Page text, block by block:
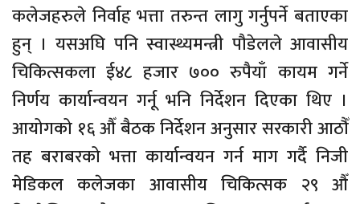
कलेजहरुले निर्वाह भत्ता तरुन्त लागु गर्नुपर्ने बताएका
हुन् । यसअघि पनि स्वास्थ्यमन्त्री पौडेलले आवासीय
चिकित्सकला ई४८ हजार ७०० रुपैयाँ कायम गर्ने
निर्णय कार्यान्वयन गर्नू भनि निर्देशन दिएका थिए ।
आयोगको १६ औँ बैठक निर्देशन अनुसार सरकारी आठौँ
तह बराबरको भत्ता कार्यान्वयन गर्न माग गर्दै निजी
मेडिकल कलेजका आवासीय चिकित्सक २९ औँ